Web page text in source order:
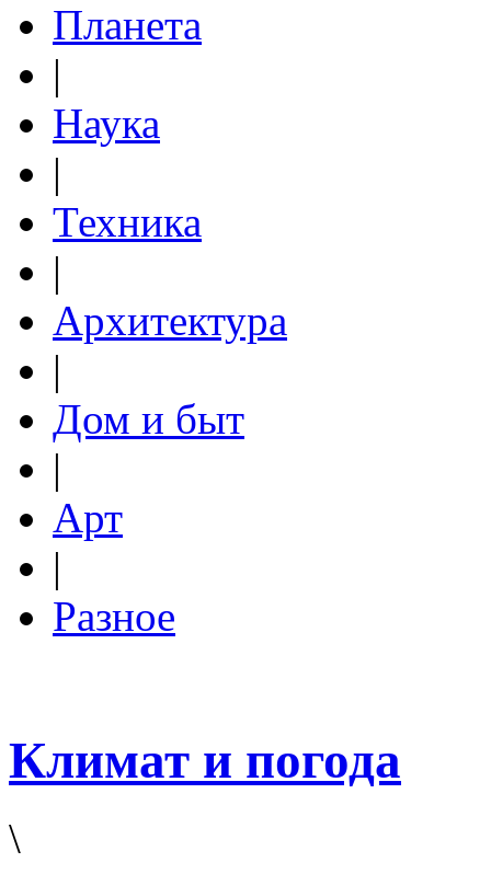
Планета
|
Наука
|
Техника
|
Архитектура
|
Дом и быт
|
Арт
|
Разное
Климат и погода
\